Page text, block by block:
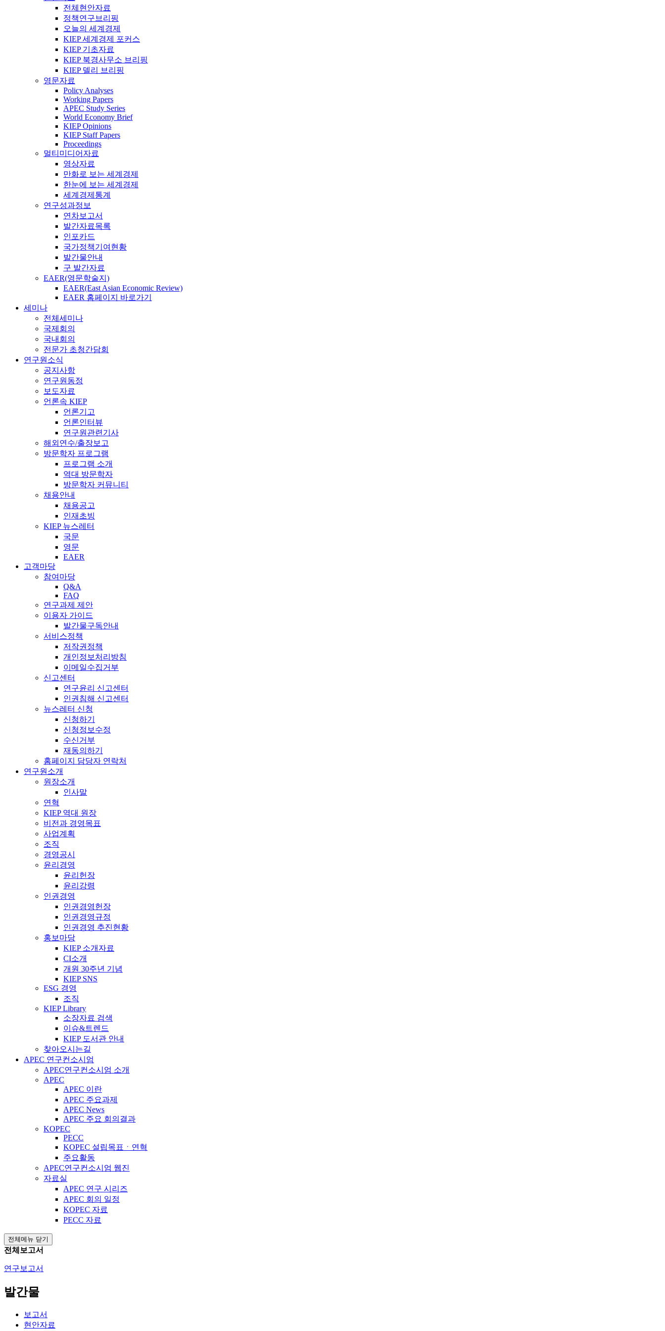
전체현안자료
정책연구브리핑
오늘의 세계경제
KIEP 세계경제 포커스
KIEP 기초자료
KIEP 북경사무소 브리핑
KIEP 델리 브리핑
영문자료
Policy Analyses
Working Papers
APEC Study Series
World Economy Brief
KIEP Opinions
KIEP Staff Papers
Proceedings
멀티미디어자료
영상자료
만화로 보는 세계경제
한눈에 보는 세계경제
세계경제통계
연구성과정보
연차보고서
발간자료목록
인포카드
국가정책기여현황
발간물안내
구 발간자료
EAER(영문학술지)
EAER(East Asian Economic Review)
EAER 홈페이지 바로가기
세미나
전체세미나
국제회의
국내회의
전문가 초청간담회
연구원소식
공지사항
연구원동정
보도자료
언론속 KIEP
언론기고
언론인터뷰
연구원관련기사
해외연수/출장보고
방문학자 프로그램
프로그램 소개
역대 방문학자
방문학자 커뮤니티
채용안내
채용공고
인재초빙
KIEP 뉴스레터
국문
영문
EAER
고객마당
참여마당
Q&A
FAQ
연구과제 제안
이용자 가이드
발간물구독안내
서비스정책
저작권정책
개인정보처리방침
이메일수집거부
신고센터
연구윤리 신고센터
인권침해 신고센터
뉴스레터 신청
신청하기
신청정보수정
수신거부
재동의하기
홈페이지 담당자 연락처
연구원소개
원장소개
인사말
연혁
KIEP 역대 원장
비전과 경영목표
사업계획
조직
경영공시
윤리경영
윤리헌장
윤리강령
인권경영
인권경영헌장
인권경영규정
인권경영 추진현황
홍보마당
KIEP 소개자료
CI소개
개원 30주년 기념
KIEP SNS
ESG 경영
조직
KIEP Library
소장자료 검색
이슈&트렌드
KIEP 도서관 안내
찾아오시는길
APEC 연구컨소시엄
APEC연구컨소시엄 소개
APEC
APEC 이란
APEC 주요과제
APEC News
APEC 주요 회의결과
KOPEC
PECC
KOPEC 설립목표ㆍ연혁
주요활동
APEC연구컨소시엄 웹진
자료실
APEC 연구 시리즈
APEC 회의 일정
KOPEC 자료
PECC 자료
전체메뉴 닫기
전체보고서
연구보고서
발간물
보고서
현안자료